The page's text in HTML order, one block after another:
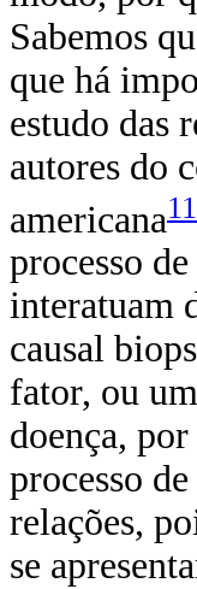
Sabemos
que há
estudo das
autores do
americana11
processo
interatuam
causal
fator, ou
doença,
processo
relações,
se